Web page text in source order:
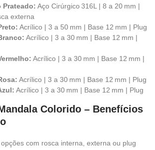
Prateado: Aço Cirúrgico 316L | 8 a 20 mm |
externa
Acrílico | 3 a 50 mm | Base 12 mm | Plug
Acrílico | 3 a 30 mm | Base 12 mm |
Acrílico | 3 a 30 mm | Base 12 mm |
Acrílico | 3 a 30 mm | Base 12 mm | Plug
Acrílico | 3 a 30 mm | Base 12 mm | Plug
Colorido – Benefícios
opções com rosca interna, externa ou plug